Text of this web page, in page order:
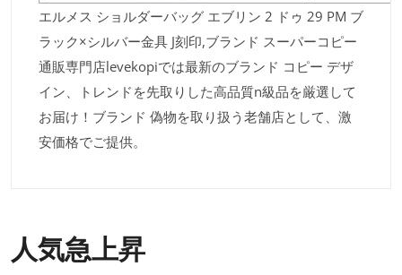
エルメス ショルダーバッグ エブリン 2 ドゥ 29 PM ブ
ラック×シルバー金具 J刻印,ブランド スーパーコピー
通販専門店levekopiでは最新のブランド コピー デザ
イン、トレンドを先取りした高品質n級品を厳選して
お届け！ブランド 偽物を取り扱う老舗店として、激
安価格でご提供。
人気急上昇